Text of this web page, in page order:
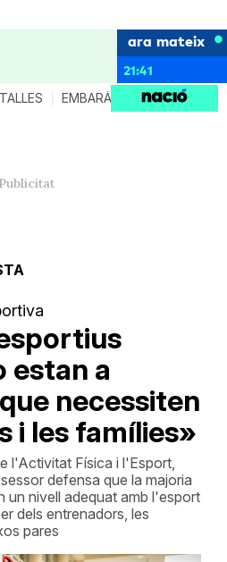
ara mateix
21:41
EMBARÀS CRIANÇA
estan a
necessiten
i les famílies»
l'Activitat Física i l'Esport,
defensa que la majoria
un nivell adequat amb l'esport
dels entrenadors, les
pares